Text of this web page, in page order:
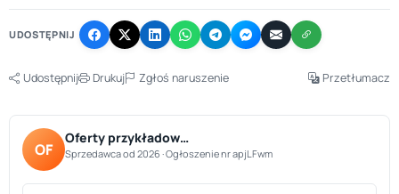
−
UDOSTĘPNIJ
Udostępnij Drukuj Zgłoś naruszenie Przetłumacz
OF
Oferty przykładow…
Sprzedawca od 2026 · Ogłoszenie nr apjLFwm